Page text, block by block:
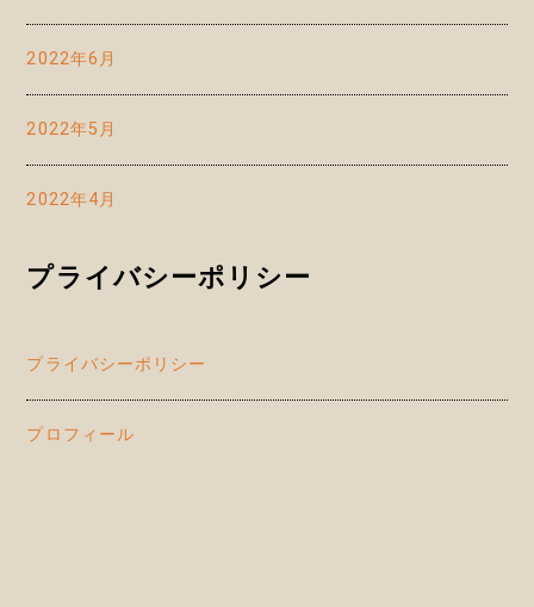
2022年6月
2022年5月
2022年4月
プライバシーポリシー
プライバシーポリシー
プロフィール